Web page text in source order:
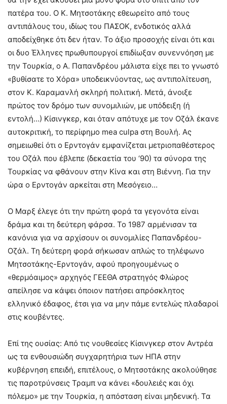
πατέρα του. Ο Κ. Μητσοτάκης εθεωρείτο από τους
αντιπάλους του, ιδίως του ΠΑΣΟΚ, ενδοτικός αλλά
αποδείχθηκε ότι δεν ήταν. Το άξιο προσοχής είναι ότι και
οι δυο Έλληνες πρωθυπουργοί επιδίωξαν συνεννόηση με
την Τουρκία, ο Α. Παπανδρέου μάλιστα είχε πει το γνωστό
«βυθίσατε το Χόρα» υποδεικνύοντας, ως αντιπολίτευση,
στον Κ. Καραμανλή σκληρή πολιτική. Μετά, άνοιξε
πρώτος τον δρόμο των συνομιλιών, με υπόδειξη (ή
εντολή…) Κίσινγκερ, και όταν απότυχε με τον Οζάλ έκανε
αυτοκριτική, το περίφημο mea culpa στη Βουλή. Ας
σημειωθεί ότι ο Ερντογάν εμφανίζεται μετριοπαθέστερος
του Οζάλ που έβλεπε (δεκαετία του ‘90) τα σύνορα της
Τουρκίας να φθάνουν στην Κίνα και στη Βιέννη. Για την
ώρα ο Ερντογάν αρκείται στη Μεσόγειο…
Ο Μαρξ έλεγε ότι την πρώτη φορά τα γεγονότα είναι
δράμα και τη δεύτερη φάρσα. Το 1987 αρμένισαν τα
κανόνια για να αρχίσουν οι συνομιλίες Παπανδρέου-
Οζάλ. Τη δεύτερη φορά σήκωσαν απλώς το τηλέφωνο
Μητσοτάκης-Ερντογάν, αφού προηγουμένως ο
«θερμόαιμος» αρχηγός ΓΕΕΘΑ στρατηγός Φλώρος
απείλησε να κάψει όποιον πατήσει απρόσκλητος
ελληνικό έδαφος, έτσι για να μην πάμε εντελώς πλαδαροί
στις κουβέντες.
Επί της ουσίας: Από τις νουθεσίες Κίσινγκερ στον Αντρέα
ως τα ενθουσιώδη συγχαρητήρια των ΗΠΑ στην
κυβέρνηση επειδή, επιτέλους, ο Μητσοτάκης ακολούθησε
τις παροτρύνσεις Τραμπ να κάνει «δουλειές και όχι
πόλεμο» με την Τουρκία, η απόσταση είναι μηδενική. Τα